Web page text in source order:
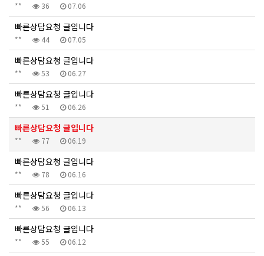
** 36 07.06
빠른상담요청 글입니다
** 44 07.05
빠른상담요청 글입니다
** 53 06.27
빠른상담요청 글입니다
** 51 06.26
빠른상담요청 글입니다
** 77 06.19
빠른상담요청 글입니다
** 78 06.16
빠른상담요청 글입니다
** 56 06.13
빠른상담요청 글입니다
** 55 06.12